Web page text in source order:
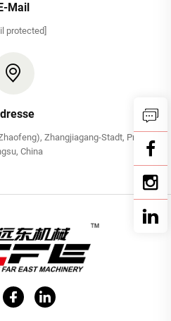
E-Mail
protected]
Zhangjiagang-Stadt, Provinz
China